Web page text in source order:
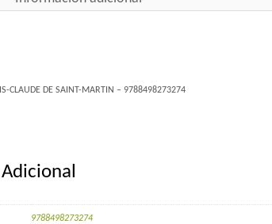
CLAUDE DE SAINT-MARTIN – 9788498273274
9788498273274